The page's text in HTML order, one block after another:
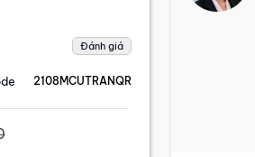
Đánh giá
2108MCUTRANQR